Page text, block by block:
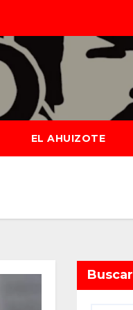
EL AHUIZOTE
Buscar